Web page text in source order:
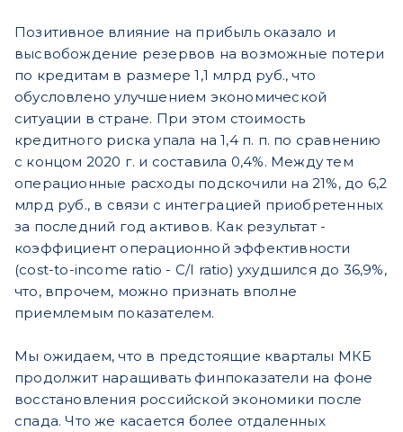
Позитивное влияние на прибыль оказало и
высвобождение резервов на возможные потери
по кредитам в размере 1,1 млрд руб., что
обусловлено улучшением экономической
ситуации в стране. При этом стоимость
кредитного риска упала на 1,4 п. п. по сравнению
с концом 2020 г. и составила 0,4%. Между тем
операционные расходы подскочили на 21%, до 6,2
млрд руб., в связи с интеграцией приобретенных
за последний год активов. Как результат -
коэффициент операционной эффективности
(cost-to-income ratio - C/I ratio) ухудшился до 36,9%,
что, впрочем, можно признать вполне
приемлемым показателем.
Мы ожидаем, что в предстоящие кварталы МКБ
продолжит наращивать финпоказатели на фоне
восстановления российской экономики после
спада. Что же касается более отдаленных